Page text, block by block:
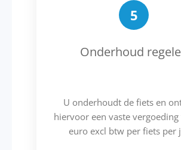
5
Onderhoud
U onderhoudt de fiets en
hiervoor een vaste
euro excl btw per fiets per